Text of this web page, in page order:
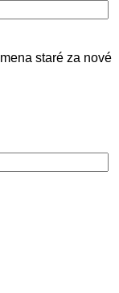
staré za nové